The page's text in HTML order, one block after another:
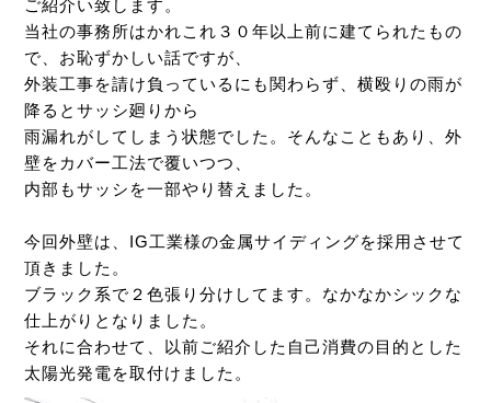
ご紹介い致します。
当社の事務所はかれこれ３０年以上前に建てられたもの
で、お恥ずかしい話ですが、
外装工事を請け負っているにも関わらず、横殴りの雨が
降るとサッシ廻りから
雨漏れがしてしまう状態でした。そんなこともあり、外
壁をカバー工法で覆いつつ、
内部もサッシを一部やり替えました。
今回外壁は、IG工業様の金属サイディングを採用させて
頂きました。
ブラック系で２色張り分けしてます。なかなかシックな
仕上がりとなりました。
それに合わせて、以前ご紹介した自己消費の目的とした
太陽光発電を取付けました。